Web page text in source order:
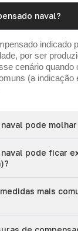
naval?
indicado
por ser
cenário quando
(a indicação
pode
naval pode ficar
mais